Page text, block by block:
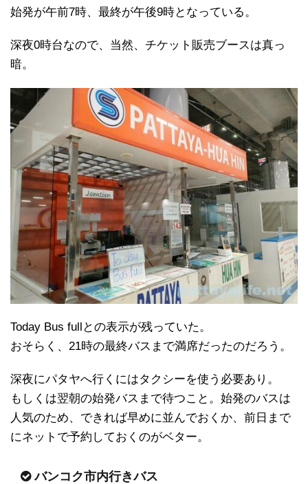
始発が午前7時、最終が午後9時となっている。
深夜0時台なので、当然、チケット販売ブースは真っ
暗。
Today Bus fullとの表示が残っていた。
おそらく、21時の最終バスまで満席だったのだろう。
深夜にパタヤへ行くにはタクシーを使う必要あり。
もしくは翌朝の始発バスまで待つこと。始発のバスは
人気のため、できれば早めに並んでおくか、前日まで
にネットで予約しておくのがベター。
バンコク市内行きバス